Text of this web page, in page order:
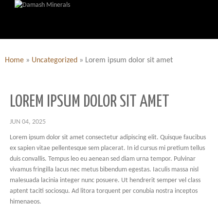
Home » Uncategorized » Lorem ipsum dolor sit amet
LOREM IPSUM DOLOR SIT AMET
JUN 04, 2025
Lorem ipsum dolor sit amet consectetur adipiscing elit. Quisque faucibus
ex sapien vitae pellentesque sem placerat. In id cursus mi pretium tellus
duis convallis. Tempus leo eu aenean sed diam urna tempor. Pulvinar
vivamus fringilla lacus nec metus bibendum egestas. Iaculis massa nisl
malesuada lacinia integer nunc posuere. Ut hendrerit semper vel class
aptent taciti sociosqu. Ad litora torquent per conubia nostra inceptos
himenaeos.